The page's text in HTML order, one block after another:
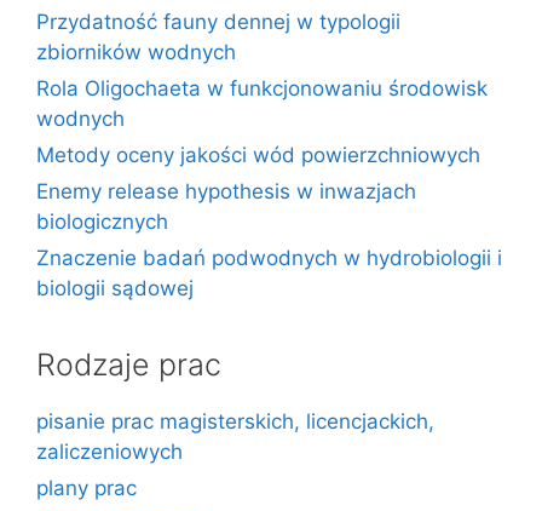
Przydatność fauny dennej w typologii
zbiorników wodnych
Rola Oligochaeta w funkcjonowaniu środowisk
wodnych
Metody oceny jakości wód powierzchniowych
Enemy release hypothesis w inwazjach
biologicznych
Znaczenie badań podwodnych w hydrobiologii i
biologii sądowej
Rodzaje prac
pisanie prac magisterskich, licencjackich,
zaliczeniowych
plany prac